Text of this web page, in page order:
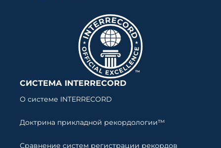
СИСТЕМА INTERRECORD
О системе INTERRECORD
Доктрина прикладной рекордологии™
Сравнение систем регистрации рекордов